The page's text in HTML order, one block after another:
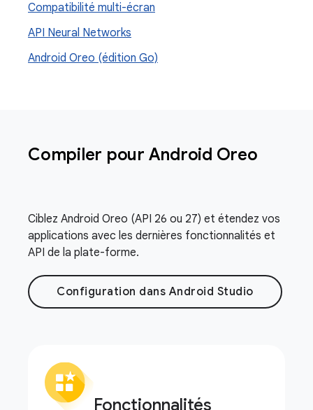
Compatibilité multi-écran
API Neural Networks
Android Oreo (édition Go)
Compiler pour Android Oreo
Ciblez Android Oreo (API 26 ou 27) et étendez vos
applications avec les dernières fonctionnalités et
API de la plate-forme.
Configuration dans Android Studio
Fonctionnalités